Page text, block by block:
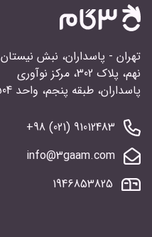
تهران - پاسداران، نبش نیستان
نهم، پلاک 302، مرکز نوآوری
پاسداران، طبقه پنجم، واحد 504
91012483 (021) 98+
info@3gaam.com
1946853825